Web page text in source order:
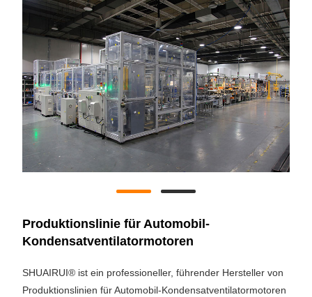
Produktionslinie für Automobil-
Kondensatventilatormotoren
SHUAIRUI® ist ein professioneller, führender Hersteller von
Produktionslinien für Automobil-Kondensatventilatormotoren